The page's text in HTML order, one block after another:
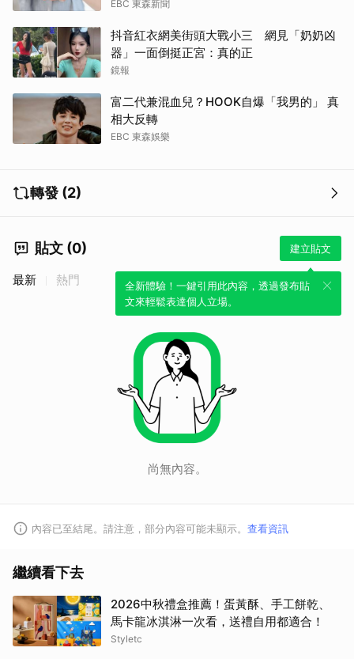
EBC 東森新聞
抖音紅衣網美街頭大戰小三 網見「奶奶凶
器」一面倒挺正宮：真的正
鏡報
富二代兼混血兒？HOOK自爆「我男的」 真
相大反轉
EBC 東森娛樂
轉發 (2)
貼文 (0) 建立貼文
全新體驗！一鍵引用此內容，透過發布貼
文來輕鬆表達個人立場。
最新 熱門
尚無內容。
內容已至結尾。請注意，部分內容可能未顯示。 查看資訊
繼續看下去
2026中秋禮盒推薦！蛋黃酥、手工餅乾、
馬卡龍冰淇淋一次看，送禮自用都適合！
Styletc